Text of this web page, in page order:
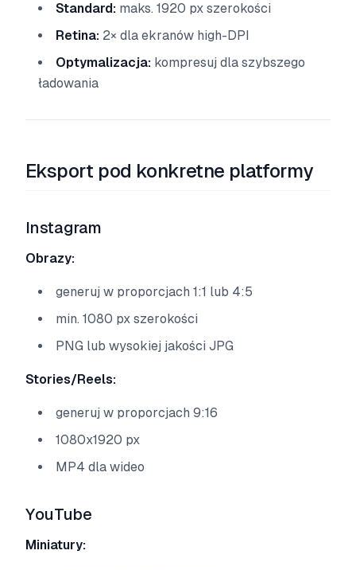
Standard: maks. 1920 px szerokości
Retina: 2× dla ekranów high-DPI
Optymalizacja: kompresuj dla szybszego
ładowania
Eksport pod konkretne platformy
Instagram
Obrazy:
generuj w proporcjach 1:1 lub 4:5
min. 1080 px szerokości
PNG lub wysokiej jakości JPG
Stories/Reels:
generuj w proporcjach 9:16
1080x1920 px
MP4 dla wideo
YouTube
Miniatury: